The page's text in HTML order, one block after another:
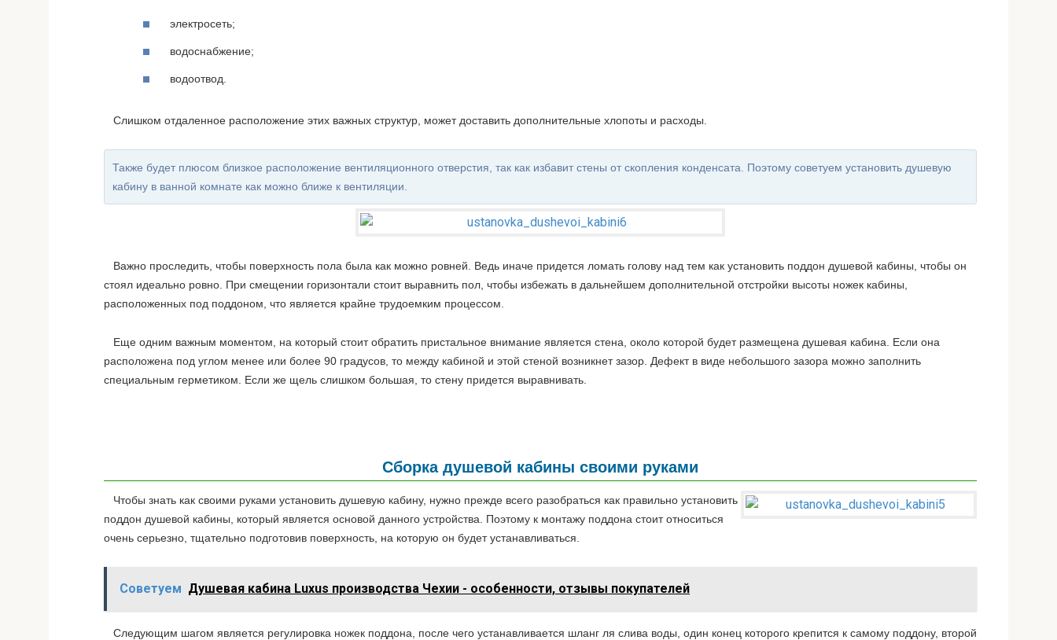
электросеть;
водоснабжение;
водоотвод.
Слишком отдаленное расположение этих важных структур, может доставить дополнительные хлопоты и расходы.
Также будет плюсом близкое расположение вентиляционного отверстия, так как избавит стены от скопления конденсата. Поэтому советуем установить душевую
кабину в ванной комнате как можно ближе к вентиляции.
Важно проследить, чтобы поверхность пола была как можно ровней. Ведь иначе придется ломать голову над тем как установить поддон душевой кабины, чтобы он
стоял идеально ровно. При смещении горизонтали стоит выравнить пол, чтобы избежать в дальнейшем дополнительной отстройки высоты ножек кабины,
расположенных под поддоном, что является крайне трудоемким процессом.
Еще одним важным моментом, на который стоит обратить пристальное внимание является стена, около которой будет размещена душевая кабина. Если она
расположена под углом менее или более 90 градусов, то между кабиной и этой стеной возникнет зазор. Дефект в виде небольшого зазора можно заполнить
специальным герметиком. Если же щель слишком большая, то стену придется выравнивать.
Сборка душевой кабины своими руками
Чтобы знать как своими руками установить душевую кабину, нужно прежде всего разобраться как правильно установить
поддон душевой кабины, который является основой данного устройства. Поэтому к монтажу поддона стоит относиться
очень серьезно, тщательно подготовив поверхность, на которую он будет устанавливаться.
Советуем Душевая кабина Luxus производства Чехии - особенности, отзывы покупателей
Следующим шагом является регулировка ножек поддона, после чего устанавливается шланг ля слива воды, один конец которого крепится к самому поддону, второй